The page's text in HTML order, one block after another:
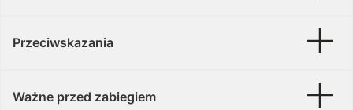
Przeciwskazania
Ważne przed zabiegiem